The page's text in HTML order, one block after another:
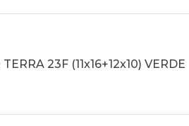
23F (11x16+12x10) VERDE